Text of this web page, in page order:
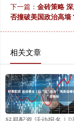
下一篇： 金砖策略
否撞破美国政治高
相关文章